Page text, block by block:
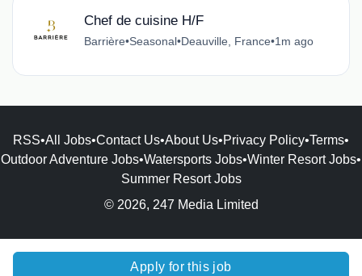
Apply for this job
Chef de cuisine H/F
Barrière•Seasonal•Deauville, France•1m ago
RSS•All Jobs•Contact Us•About Us•Privacy Policy•Terms•
Outdoor Adventure Jobs•Watersports Jobs•Winter Resort Jobs•
Summer Resort Jobs
© 2026, 247 Media Limited